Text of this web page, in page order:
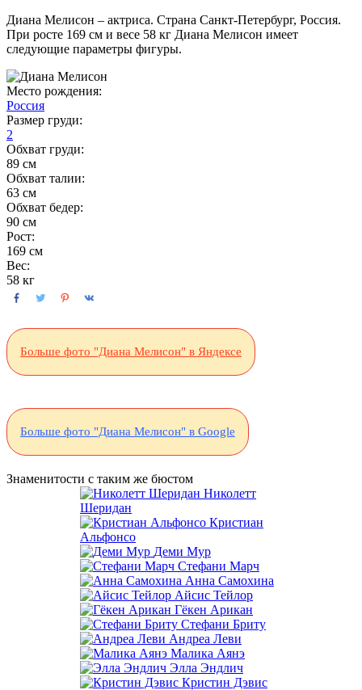
Диана Мелисон – актриса. Страна Санкт-Петербург, Россия.
При росте 169 см и весе 58 кг Диана Мелисон имеет
следующие параметры фигуры.
Место рождения:
Россия
Размер груди:
2
Обхват груди:
89 см
Обхват талии:
63 см
Обхват бедер:
90 см
Рост:
169 см
Вес:
58 кг
Больше фото "Диана Мелисон" в Яндексе
Больше фото "Диана Мелисон" в Google
Знаменитости с таким же бюстом
Николетт
Шеридан
Кристиан
Альфонсо
Деми Мур
Стефани Марч
Анна Самохина
Айсис Тейлор
Гёкен Арикан
Стефани Бриту
Андреа Леви
Малика Аянэ
Элла Эндлич
Кристин Дэвис